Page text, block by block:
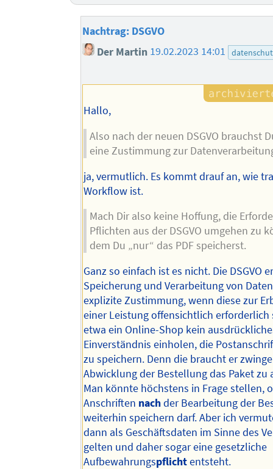
Nachtrag: DSGVO
Der Martin 19.02.2023 14:01
Hallo,
Also nach der neuen DSGVO brauchst
eine Zustimmung zur
ja, vermutlich. Es kommt drauf an, wie
Workflow ist.
Mach Dir also keine Hoffung, die
Pflichten aus der DSGVO umgehen zu
dem Du „nur“ das PDF speicherst.
Ganz so einfach ist es nicht. Die DSGVO
Speicherung und Verarbeitung von
explizite Zustimmung, wenn diese zur
einer Leistung offensichtlich erforderlich
etwa ein Online-Shop kein
Einverständnis einholen, die
zu speichern. Denn die braucht er
Abwicklung der Bestellung das Paket zu
Man könnte höchstens in Frage stellen,
Anschriften nachder Bearbeitung der
weiterhin speichern darf. Aber ich
dann als Geschäftsdaten im Sinne des
gelten und daher sogar eine gesetzliche
Aufbewahrungspflichtentsteht.